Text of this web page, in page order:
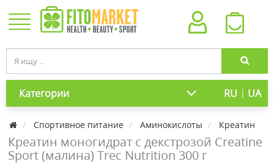
Категории RU | UA
Спортивное питание Аминокислоты Креатин
Креатин моногидрат с декстрозой Creatine
Sport (малина) Trec Nutrition 300 г